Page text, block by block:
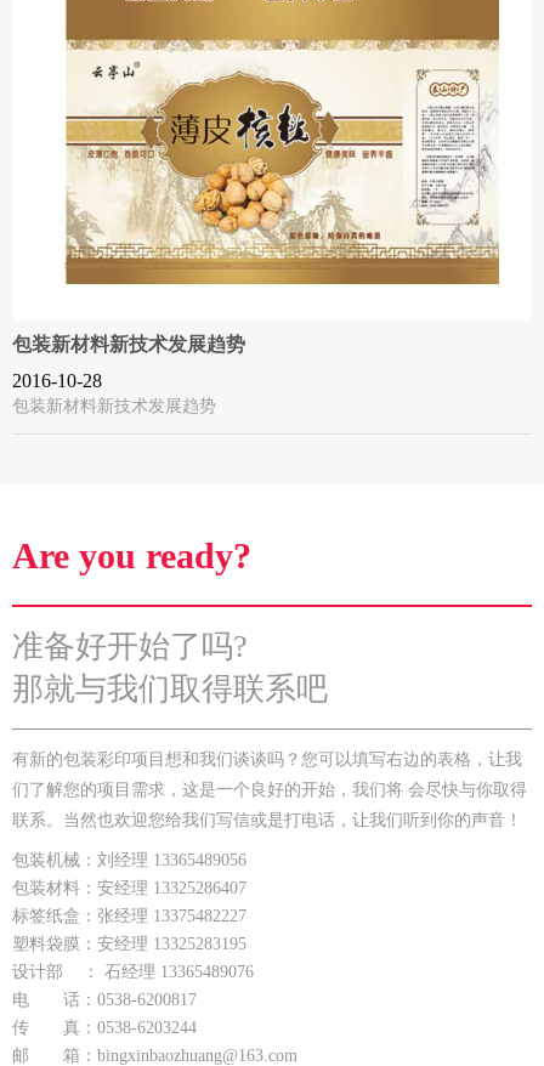
包装新材料新技术发展趋势
2016-10-28
包装新材料新技术发展趋势
Are you ready?
准备好开始了吗?
那就与我们取得联系吧
有新的包装彩印项目想和我们谈谈吗？您可以填写右边的表格，让我
们了解您的项目需求，这是一个良好的开始，我们将 会尽快与你取得
联系。当然也欢迎您给我们写信或是打电话，让我们听到你的声音！
包装机械：刘经理 13365489056
包装材料：安经理 13325286407
标签纸盒：张经理 13375482227
塑料袋膜：安经理 13325283195
设计部 ： 石经理 13365489076
电 话：0538-6200817
传 真：0538-6203244
邮 箱：bingxinbaozhuang@163.com